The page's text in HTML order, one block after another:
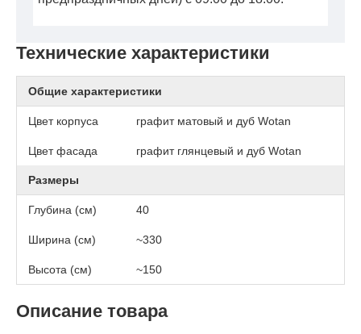
Технические характеристики
Общие характеристики
Цвет корпуса графит матовый и дуб Wotan
Цвет фасада графит глянцевый и дуб Wotan
Размеры
Глубина (см) 40
Ширина (см) ~330
Высота (см) ~150
Описание товара